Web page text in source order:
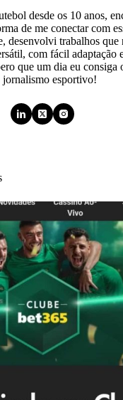
desde os 10 anos,
de me conectar com
desenvolvi trabalhos que
com fácil adaptação
que um dia eu consiga
jornalismo esportivo!